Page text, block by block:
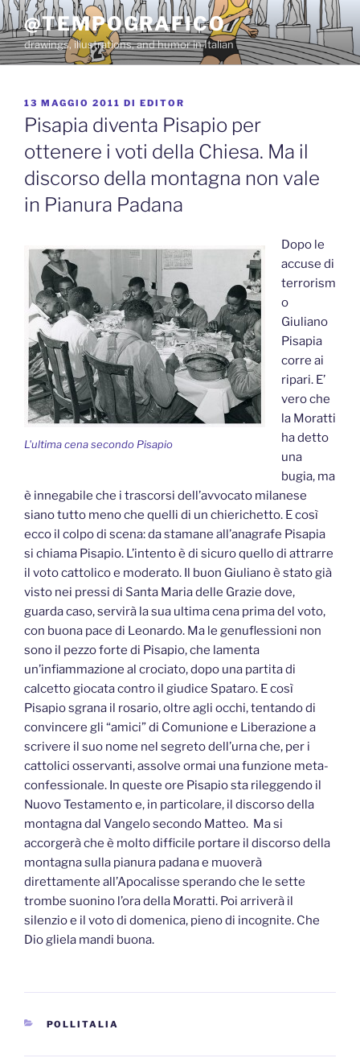
Salta
al
contenuto
@TEMPOGRAFICO
drawings, illustrations, and humor in Italian
PUBBLICATO
IL
13 MAGGIO 2011 DI EDITOR
Pisapia diventa Pisapio per
ottenere i voti della Chiesa. Ma il
discorso della montagna non vale
in Pianura Padana
L'ultima cena secondo Pisapio
Dopo le
accuse di
terrorism
o
Giuliano
Pisapia
corre ai
ripari. E’
vero che
la Moratti
ha detto
una
bugia, ma
è innegabile che i trascorsi dell’avvocato milanese
siano tutto meno che quelli di un chierichetto. E così
ecco il colpo di scena: da stamane all’anagrafe Pisapia
si chiama Pisapio. L’intento è di sicuro quello di attrarre
il voto cattolico e moderato. Il buon Giuliano è stato già
visto nei pressi di Santa Maria delle Grazie dove,
guarda caso, servirà la sua ultima cena prima del voto,
con buona pace di Leonardo. Ma le genuflessioni non
sono il pezzo forte di Pisapio, che lamenta
un’infiammazione al crociato, dopo una partita di
calcetto giocata contro il giudice Spataro. E così
Pisapio sgrana il rosario, oltre agli occhi, tentando di
convincere gli “amici” di Comunione e Liberazione a
scrivere il suo nome nel segreto dell’urna che, per i
cattolici osservanti, assolve ormai una funzione meta-
confessionale. In queste ore Pisapio sta rileggendo il
Nuovo Testamento e, in particolare, il discorso della
montagna dal Vangelo secondo Matteo. Ma si
accorgerà che è molto difficile portare il discorso della
montagna sulla pianura padana e muoverà
direttamente all’Apocalisse sperando che le sette
trombe suonino l’ora della Moratti. Poi arriverà il
silenzio e il voto di domenica, pieno di incognite. Che
Dio gliela mandi buona.
CATEGORIE
POLLITALIA